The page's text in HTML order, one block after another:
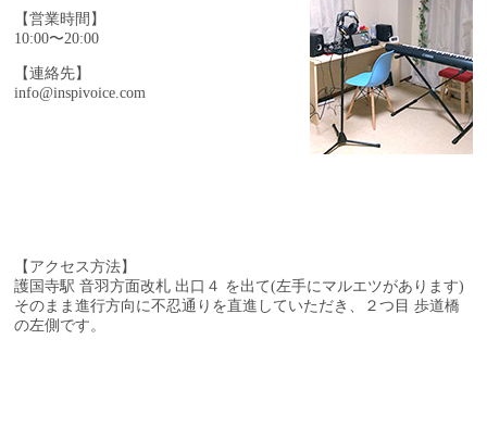
【営業時間】
10:00〜20:00
【連絡先】
info@inspivoice.com
【アクセス方法】
護国寺駅 音羽方面改札 出口４ を出て(左手にマルエツがあります)
そのまま進行方向に不忍通りを直進していただき、
２つ目 歩道橋
の左側です。